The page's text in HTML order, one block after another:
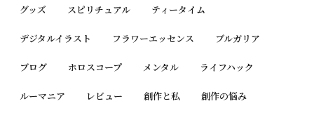
グッズ スピリチュアル ティータイム
デジタルイラスト フラワーエッセンス ブルガリア
ブログ ホロスコープ メンタル ライフハック
ルーマニア レビュー 創作と私 創作の悩み